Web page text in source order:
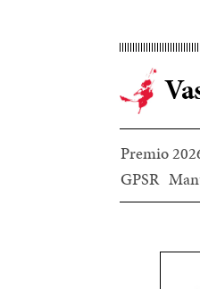
contenido
principal
Premio
GPSR